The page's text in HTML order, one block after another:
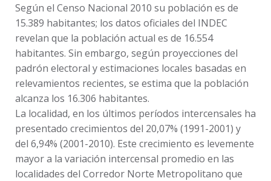
Según el Censo Nacional 2010 su población es de
15.389 habitantes; los datos oficiales del INDEC
revelan que la población actual es de 16.554
habitantes. Sin embargo, según proyecciones del
padrón electoral y estimaciones locales basadas en
relevamientos recientes, se estima que la población
alcanza los 16.306 habitantes.
La localidad, en los últimos períodos intercensales ha
presentado crecimientos del 20,07% (1991-2001) y
del 6,94% (2001-2010). Este crecimiento es levemente
mayor a la variación intercensal promedio en las
localidades del Corredor Norte Metropolitano que